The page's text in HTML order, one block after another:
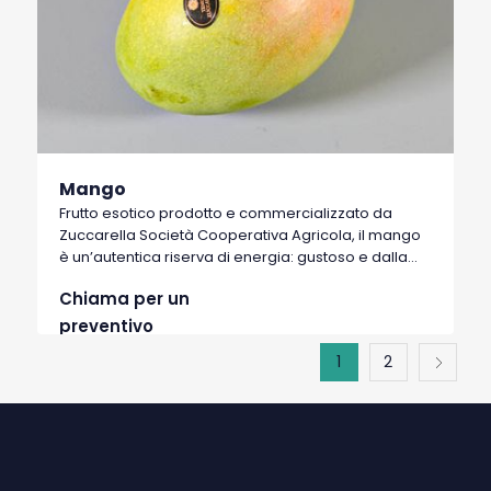
Mango
Frutto esotico prodotto e commercializzato da
Zuccarella Società Cooperativa Agricola, il mango
è un’autentica riserva di energia: gustoso e dalla
magnesio, rame e manganese. Quanto alle
vitamine, nel mango sono contenute la vitamina C,
la vitamina B6, la vitamina E e i folati e il beta-
carotene. Nel mango è contenuto il lupeolo, una
molecola che avrebbe importanti proprietà anti-
infiammatorie.
Chiama per un
preventivo
1 2